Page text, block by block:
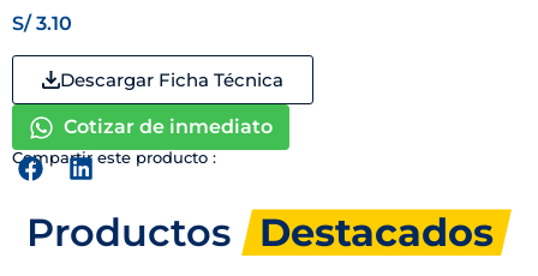
S/3.10
Descargar Ficha Técnica
Cotizar de inmediato
Compartir este producto :
Productos Destacados